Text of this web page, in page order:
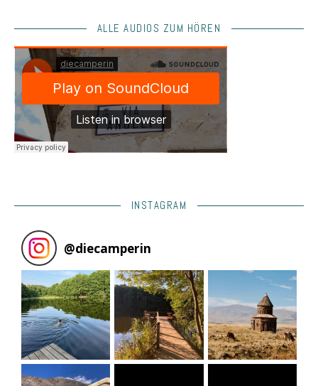
ALLE AUDIOS ZUM HÖREN
INSTAGRAM
@diecamperin